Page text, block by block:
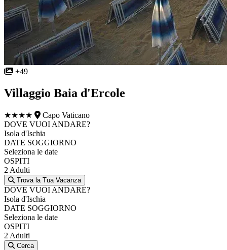
+49
Villaggio Baia d'Ercole
★★★★
Capo Vaticano
DOVE VUOI ANDARE?
Isola d'Ischia
DATE SOGGIORNO
Seleziona le date
OSPITI
2 Adulti
Trova la Tua Vacanza
DOVE VUOI ANDARE?
Isola d'Ischia
DATE SOGGIORNO
Seleziona le date
OSPITI
2 Adulti
Cerca